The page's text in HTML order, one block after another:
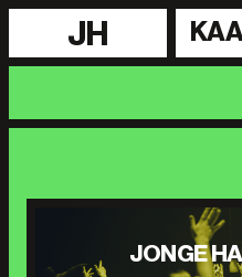
JH
JONGE